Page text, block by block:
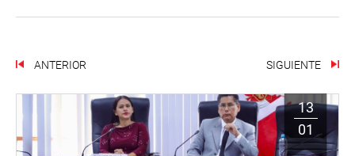
ANTERIOR SIGUIENTE
13
01